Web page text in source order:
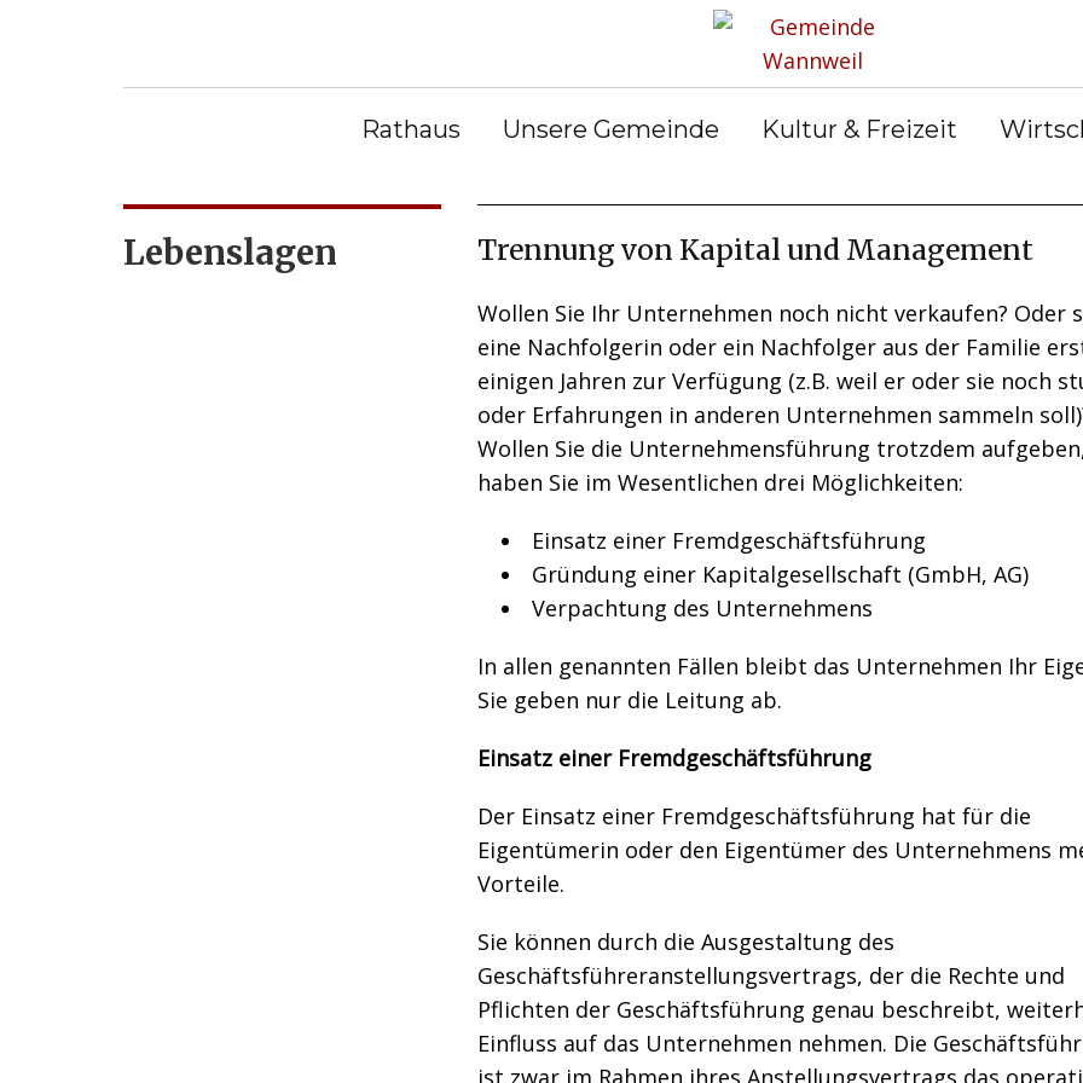
Rathaus Unsere Gemeinde Kultur & Freizeit
Bürgerservice|Lebenslagen
Gemeinderat
Bekanntmachun
Entsorgung
Lebenslagen Trennung von Kapital und Management
Wollen Sie Ihr Unternehmen noch nicht verkaufen? Oder
eine Nachfolgerin oder ein Nachfolger aus der Familie
einigen Jahren zur Verfügung (z.B. weil er oder sie noch
oder Erfahrungen in anderen Unternehmen sammeln
Wollen Sie die Unternehmensführung trotzdem
haben Sie im Wesentlichen drei Möglichkeiten:
Einsatz einer Fremdgeschäftsführung
Gründung einer Kapitalgesellschaft (GmbH, AG)
Verpachtung des Unternehmens
In allen genannten Fällen bleibt das Unternehmen Ihr
Sie geben nur die Leitung ab.
Einsatz einer Fremdgeschäftsführung
Der Einsatz einer Fremdgeschäftsführung hat für die
Eigentümerin oder den Eigentümer des Unternehmens
Vorteile.
Sie können durch die Ausgestaltung des
Geschäftsführeranstellungsvertrags, der die Rechte und
Pflichten der Geschäftsführung genau beschreibt,
Einfluss auf das Unternehmen nehmen. Die
ist zwar im Rahmen ihres Anstellungsvertrags das